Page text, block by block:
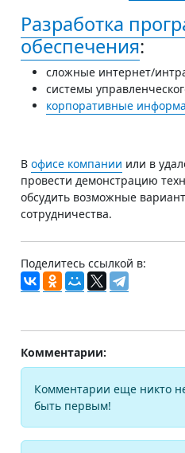
Разработка
обеспечения:
сложные интернет/
системы
корпоративные
В офисе компании или в
провести демонстрацию
обсудить возможные
сотрудничества.
Поделитесь ссылкой в:
Комментарии:
Комментарии еще никто
быть первым!